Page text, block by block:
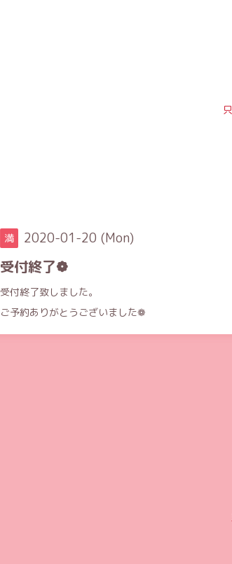
満 2020-01-20 (Mon)
受付終了❁
受付終了致しました。
ご予約ありがとうございました❁